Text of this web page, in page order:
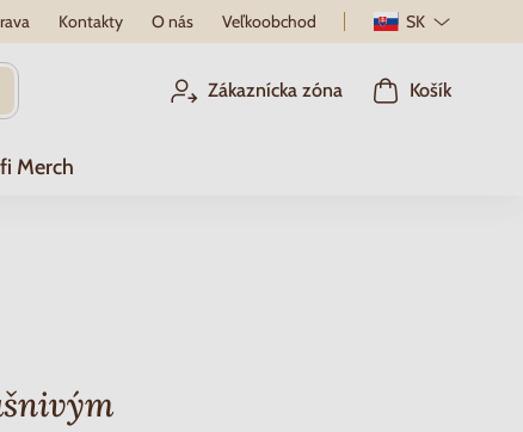
Kontakty O nás Veľkoobchod SK
Zákaznícka zóna Košík
Merch